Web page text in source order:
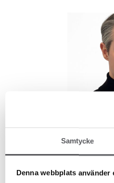
Samtycke
Denna webbplats använder